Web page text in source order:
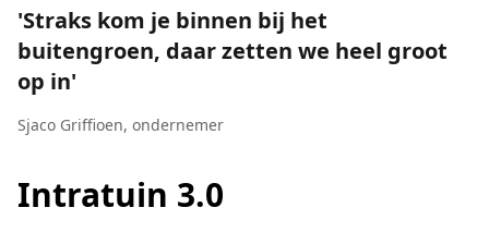
Straks kom je binnen bij het
buitengroen, daar zetten we heel groot
op in
Sjaco Griffioen, ondernemer
Intratuin 3.0